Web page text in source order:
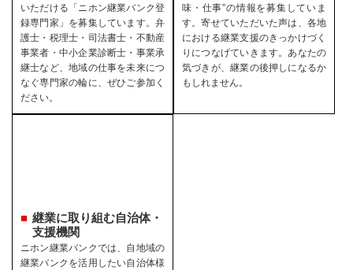
いただける「ニホン継業バンク登
録専門家」を募集しています。弁
護士・税理士・司法書士・不動産
事業者・中小企業診断士・事業承
継士など、地域の仕事を未来につ
なぐ専門家の輪に、ぜひご参加く
ださい。
味・仕事”の情報を募集していま
す。寄せていただいた声は、各地
における継業支援のきっかけづく
りにつなげていきます。あなたの
気づきが、継業の後押しになるか
もしれません。
継業に取り組む自治体・
支援機関
ニホン継業バンクでは、自地域の
継業バンクを活用したい自治体様